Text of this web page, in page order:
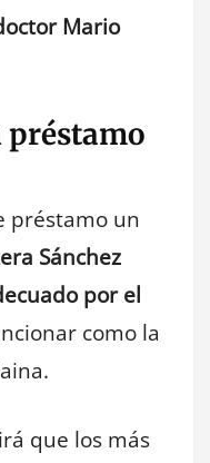
Mario
préstamo
préstamo un
Sánchez
por el
como la
que los más